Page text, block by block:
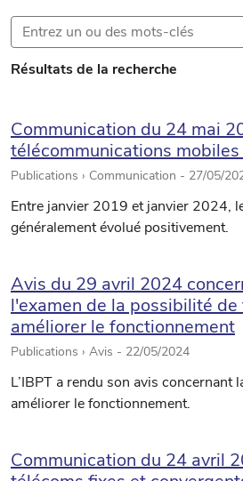
Résultats de la recherche
Communication du 24 mai
télécommunications
Publications › Communication - 27/05/
Entre janvier 2019 et janvier 2024,
généralement évolué positivement.
Avis du 29 avril 2024
l'examen de la possibilité
améliorer le fonctionnement
Publications › Avis - 22/05/2024
L’IBPT a rendu son avis
améliorer le fonctionnement.
Communication du 24 avril